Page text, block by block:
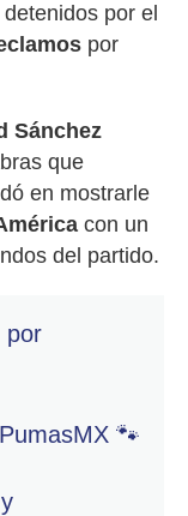
por el
por
Sánchez
que
en mostrarle
con un
del partido.
por
🐾